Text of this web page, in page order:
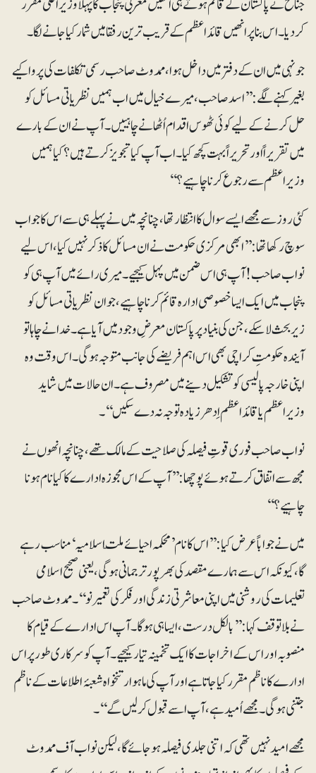
کردیا۔ اس بنا پر انھیں قائداعظم کے قریب ترین رفقا میں شمار کیا جانے لگا۔
جونہی میں ان کے دفتر میں داخل ہوا، ممدوٹ صاحب رسمی تکلفات کی پروا کیے
بغیر کہنے لگے: ’’اسد صاحب، میرے خیال میں اب ہمیں نظریاتی مسائل کو
حل کرنے کے لیے کوئی ٹھوس اقدام اُٹھانے چاہییں۔ آپ نے ان کے بارے
میں تقریراً اور تحریراً بہت کچھ کیا۔ اب آپ کیا تجویز کرتے ہیں؟ کیا ہمیں
وزیراعظم سے رجوع کرنا چاہیے؟‘‘
کئی روز سے مجھے ایسے سوال کاانتظار تھا، چنانچہ میں نے پہلے ہی سے اس کا جواب
سوچ رکھا تھا:’’ابھی مرکزی حکومت نے ان مسائل کا ذکر نہیں کیا، اس لیے
نواب صاحب! آپ ہی اس ضمن میں پہل کیجیے۔ میری رائے میں آپ ہی کو
پنجاب میں ایک ایسا خصوصی ادارہ قائم کرنا چاہیے، جو ان نظریاتی مسائل کو
زیربحث لاسکے، جن کی بنیاد پر پاکستان معرضِ وجود میں آیا ہے۔ خدا نے چاہا تو
آیندہ حکومتِ کراچی بھی اس اہم فریضے کی جانب متوجہ ہوگی۔ اس وقت وہ
اپنی خارجہ پالیسی کو تشکیل دینے میں مصروف ہے۔ ان حالات میں شاید
وزیراعظم یا قائداعظم اِدھر زیادہ توجہ نہ دے سکیں‘‘۔
نواب صاحب فوری قوتِ فیصلہ کی صلاحیت کے مالک تھے، چنانچہ انھوں نے
مجھ سے اتفاق کرتے ہوئے پوچھا: ’’آپ کے اس مجوزہ ادارے کا کیا نام ہونا
چاہیے؟‘‘
میں نے جواباً عرض کیا: ’’اس کا نام ’محکمہ احیائے ملّت اسلامیہ‘ مناسب رہے
گا، کیونکہ اس سے ہمارے مقصد کی بھرپور ترجمانی ہوگی، یعنی صحیح اسلامی
تعلیمات کی روشنی میں اپنی معاشرتی زندگی اور فکر کی تعمیرنو‘‘۔ ممدوٹ صاحب
نے بلاتوقف کہا: ’’بالکل درست، ایسا ہی ہوگا۔ آپ اس ادارے کے قیام کا
منصوبہ اور اس کے اخراجات کا ایک تخمینہ تیار کیجیے۔ آپ کو سرکاری طور پر اس
ادارے کا ناظم مقرر کیا جاتا ہے اور آپ کی ماہوار تنخواہ شعبۂ اطلاعات کے ناظم
جتنی ہوگی۔ مجھے اُمید ہے، آپ اسے قبول کرلیں گے‘‘۔
مجھے امید نہیں تھی کہ اتنی جلدی فیصلہ ہوجائے گا، لیکن نواب آف ممدوٹ